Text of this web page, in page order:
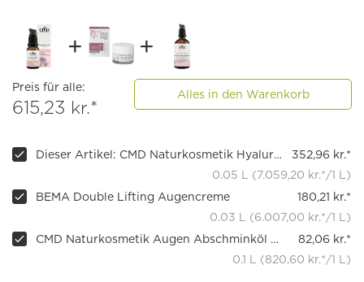
Preis für alle:
615,23 kr.*
Alles in den Warenkorb
Dieser Artikel: CMD Naturkosmetik Hyaluron Augenpflege Rosé Exclusive, 50ml
352,96 kr.*
0.05 L (7.059,20 kr.*/1 L)
BEMA Double Lifting Augencreme
180,21 kr.*
0.03 L (6.007,00 kr.*/1 L)
CMD Naturkosmetik Augen Abschminköl Rosé Exclusive
82,06 kr.*
0.1 L (820,60 kr.*/1 L)